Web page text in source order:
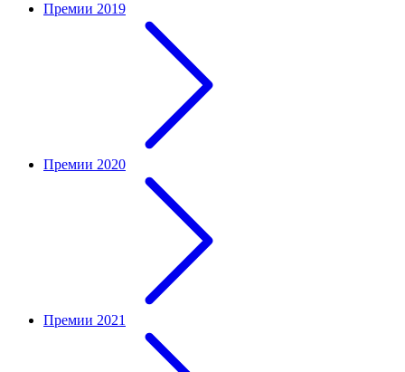
Премии 2019
Премии 2020
Премии 2021